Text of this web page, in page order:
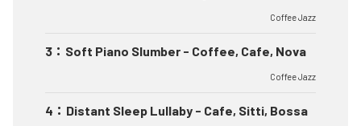
Coffee Jazz
3 ： Soft Piano Slumber - Coffee, Cafe, Nova
Coffee Jazz
4 ： Distant Sleep Lullaby - Cafe, Sitti, Bossa